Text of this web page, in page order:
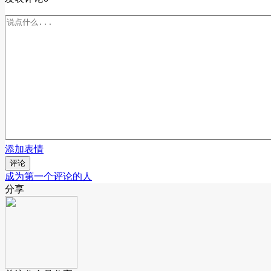
添加表情
评论
成为第一个评论的人
分享